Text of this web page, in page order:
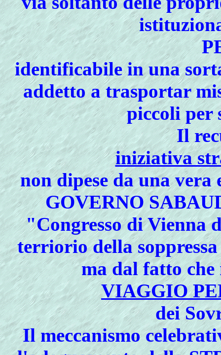
identificabile in una
addetto a trasportar
piccoli per
Il
iniziativa
non dipese da una
GOVERNO
"Congresso di Vienna
terriorio della
ma dal fatto che
VIAGGIO
dei
Il meccanismo